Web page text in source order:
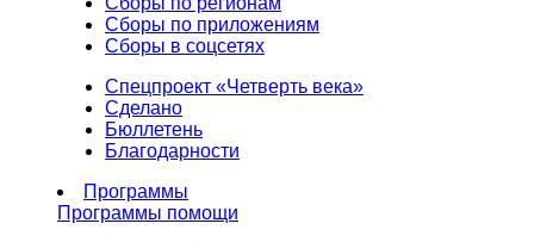
Сборы по приложениям
Сборы в соцсетях
Спецпроект «Четверть века»
Сделано
Бюллетень
Благодарности
Программы
Программы помощи